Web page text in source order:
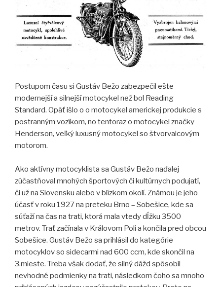
Postupom času si Gustáv Bežo zabezpečil ešte
modernejší a silnejší motocykel než bol Reading
Standard. Opäť išlo o o motocykel americkej produkcie s
postranným vozíkom, no tentoraz o motocykel značky
Henderson, veľký luxusný motocykel so štvorvalcovým
motorom.
Ako aktívny motocyklista sa Gustáv Bežo naďalej
zúčastňoval mnohých športových či kultúrnych podujatí,
či už na Slovensku alebo v blízkom okolí. Známou je jeho
účasť v roku 1927 na preteku Brno – Sobešice, kde sa
súťaží na čas na trati, ktorá mala vtedy dĺžku 3500
metrov. Trať začínala v Královom Poli a končila pred obcou
Sobešice. Gustáv Bežo sa prihlásil do kategórie
motocyklov so sidecarmi nad 600 ccm, kde skončil na
3.mieste. Treba však dodať, že silný dážd spôsobil
nevhodné podmienky na trati, následkom čoho sa mnoho